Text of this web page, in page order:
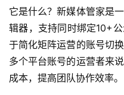
它是什么？新媒体管家是
辑器，支持同时绑定10+
于简化矩阵运营的账号切
多个平台账号的运营者来
成本，提高团队协作效率。